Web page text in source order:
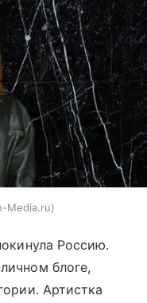
Media.ru
Россию.
блоге,
Артистка